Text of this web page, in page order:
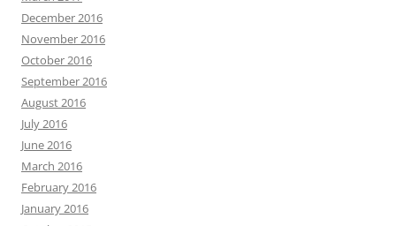
December 2016
November 2016
October 2016
September 2016
August 2016
July 2016
June 2016
March 2016
February 2016
January 2016